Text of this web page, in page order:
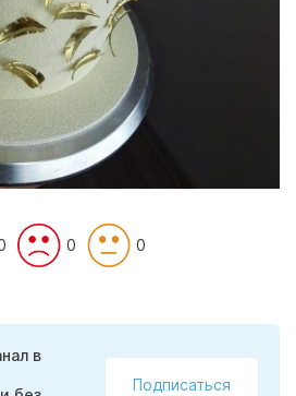
0 0
в
Подписаться